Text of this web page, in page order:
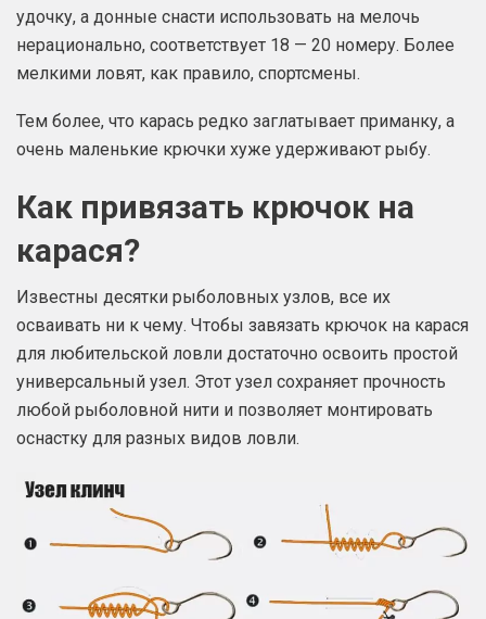
удочку, а донные снасти использовать на мелочь
нерационально, соответствует 18 — 20 номеру. Более
мелкими ловят, как правило, спортсмены.
Тем более, что карась редко заглатывает приманку, а
очень маленькие крючки хуже удерживают рыбу.
Как привязать крючок на
карася?
Известны десятки рыболовных узлов, все их
осваивать ни к чему. Чтобы завязать крючок на карася
для любительской ловли достаточно освоить простой
универсальный узел. Этот узел сохраняет прочность
любой рыболовной нити и позволяет монтировать
оснастку для разных видов ловли.